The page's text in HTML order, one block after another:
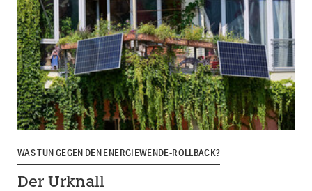
WAS TUN GEGEN DEN ENERGIEWENDE-ROLLBACK?
Der Urknall